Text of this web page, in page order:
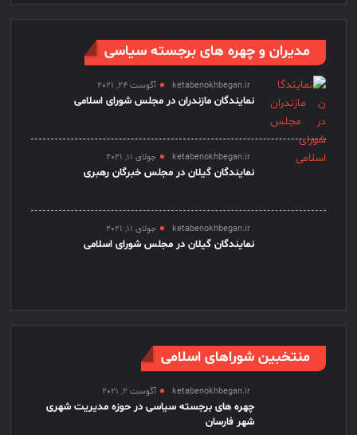
مدیران و چهره های برجسته سیاسی
ketabenokhbegan.ir آگوست 24, 2021
نمایندگان مازندران در مجلس شورای اسلامی
ketabenokhbegan.ir جولای 11, 2021
نمایندگان گیلان در مجلس خبرگان رهبری
ketabenokhbegan.ir جولای 11, 2021
نمایندگان گیلان در مجلس شورای اسلامی
منتخبین شوراهای اسلامی
ketabenokhbegan.ir آگوست 2, 2021
چهره های برجسته سیاسی در حوزه مدیریت شهری
شهر فارسان